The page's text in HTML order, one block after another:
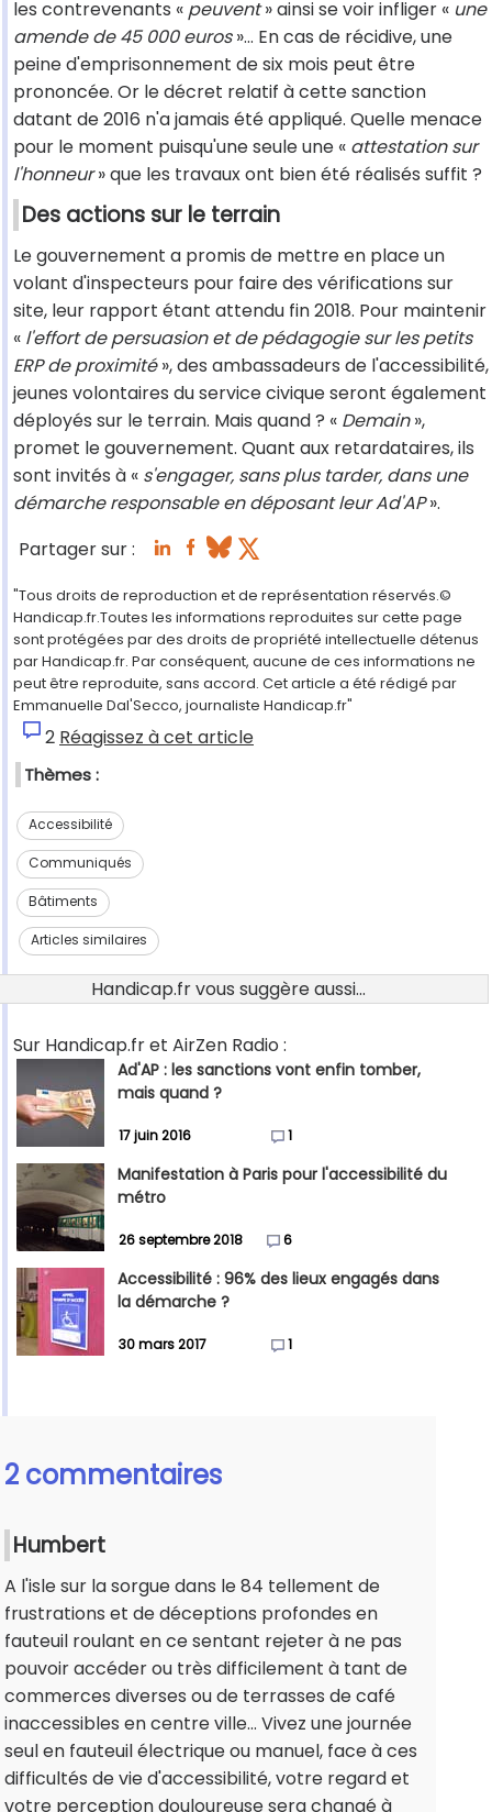
les contrevenants « peuvent» ainsi se voir infliger « une
amende de 45 000 euros»… En cas de récidive, une
peine d'emprisonnement de six mois peut être
prononcée. Or le décret relatif à cette sanction
datant de 2016 n'a jamais été appliqué. Quelle menace
pour le moment puisqu'une seule une « attestation sur
l'honneur» que les travaux ont bien été réalisés suffit ?
Des actions sur le terrain
Le gouvernement a promis de mettre en place un
volant d'inspecteurs pour faire des vérifications sur
site, leur rapport étant attendu fin 2018. Pour maintenir
« l'effort de persuasion et de pédagogie sur les petits
ERP de proximité», des ambassadeurs de l'accessibilité,
jeunes volontaires du service civique seront également
déployés sur le terrain. Mais quand ? « Demain»,
promet le gouvernement. Quant aux retardataires, ils
sont invités à « s'engager, sans plus tarder, dans une
démarche responsable en déposant leur Ad'AP».
Partager sur :
"Tous droits de reproduction et de représentation réservés.©
Handicap.fr.Toutes les informations reproduites sur cette page
sont protégées par des droits de propriété intellectuelle détenus
par Handicap.fr. Par conséquent, aucune de ces informations ne
peut être reproduite, sans accord. Cet article a été rédigé par
Emmanuelle Dal'Secco, journaliste Handicap.fr"
2 Réagissez à cet article
Thèmes :
Accessibilité
Communiqués
Bâtiments
Articles similaires
Handicap.fr vous suggère aussi...
Sur Handicap.fr et AirZen Radio :
Ad'AP : les sanctions vont enfin tomber,
mais quand ?
17 juin 2016 1
Manifestation à Paris pour l'accessibilité du
métro
26 septembre 2018 6
Accessibilité : 96% des lieux engagés dans
la démarche ?
30 mars 2017 1
2 commentaires
Humbert
A l'isle sur la sorgue dans le 84 tellement de
frustrations et de déceptions profondes en
fauteuil roulant en ce sentant rejeter à ne pas
pouvoir accéder ou très difficilement à tant de
commerces diverses ou de terrasses de café
inaccessibles en centre ville... Vivez une journée
seul en fauteuil électrique ou manuel, face à ces
difficultés de vie d'accessibilité, votre regard et
votre perception douloureuse sera changé à